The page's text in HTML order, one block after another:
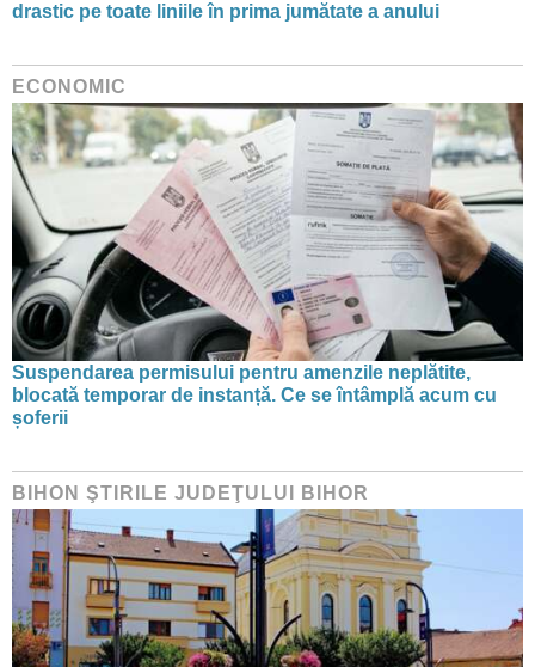
drastic pe toate liniile în prima jumătate a anului
ECONOMIC
Suspendarea permisului pentru amenzile neplătite,
blocată temporar de instanță. Ce se întâmplă acum cu
șoferii
BIHON ŞTIRILE JUDEŢULUI BIHOR